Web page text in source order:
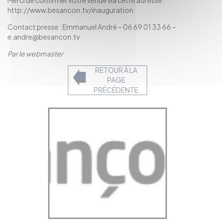
http://www.besancon.tv/inauguration
Contact presse : Emmanuel André – 06 69 01 33 66 –
e.andre@besancon.tv
Par le webmaster
RETOUR À LA
PAGE
PRÉCÉDENTE